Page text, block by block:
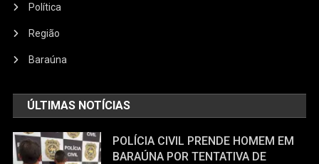
Política
Região
Baraúna
ÚLTIMAS NOTÍCIAS
POLÍCIA CIVIL PRENDE HOMEM EM
BARAÚNA POR TENTATIVA DE